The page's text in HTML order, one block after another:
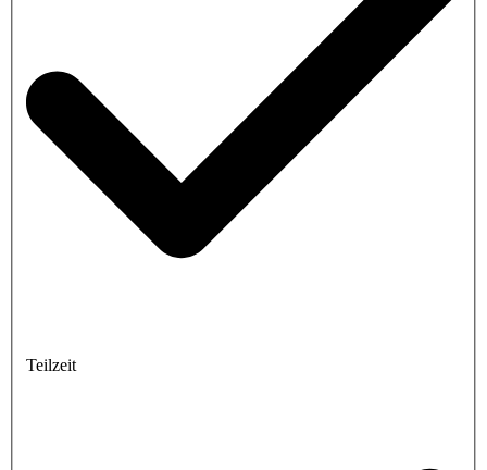
Teilzeit